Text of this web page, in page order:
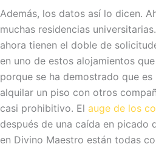
Además, los datos así lo dicen.
muchas residencias
ahora tienen el doble de
en uno de estos alojamientos
porque se ha demostrado que
alquilar un piso con otros
casi prohibitivo. El auge de los
después de una caída en picado
en Divino Maestro están todas